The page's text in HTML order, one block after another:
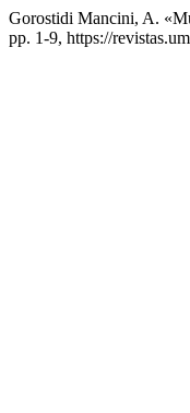
Gorostidi Mancini, A.
pp. 1-9, https://